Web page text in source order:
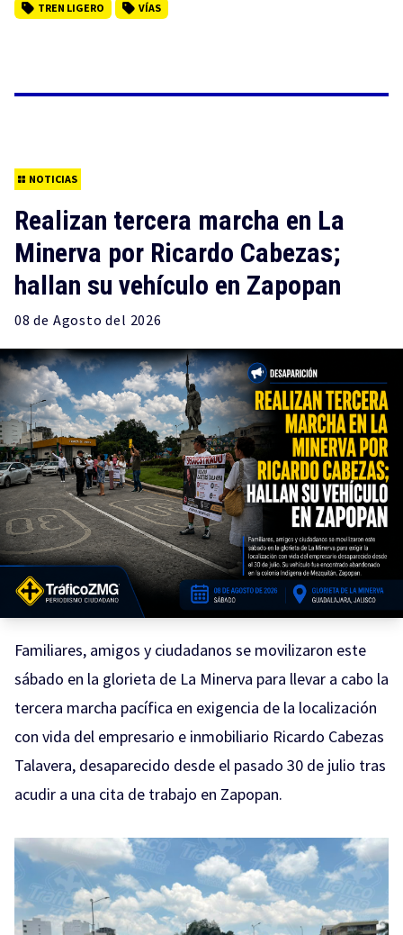
TREN LIGERO
VÍAS
NOTICIAS
Realizan tercera marcha en La
Minerva por Ricardo Cabezas;
hallan su vehículo en Zapopan
08 de Agosto del 2026
Familiares, amigos y ciudadanos se movilizaron este
sábado en la glorieta de La Minerva para llevar a cabo la
tercera marcha pacífica en exigencia de la localización
con vida del empresario e inmobiliario Ricardo Cabezas
Talavera, desaparecido desde el pasado 30 de julio tras
acudir a una cita de trabajo en Zapopan.